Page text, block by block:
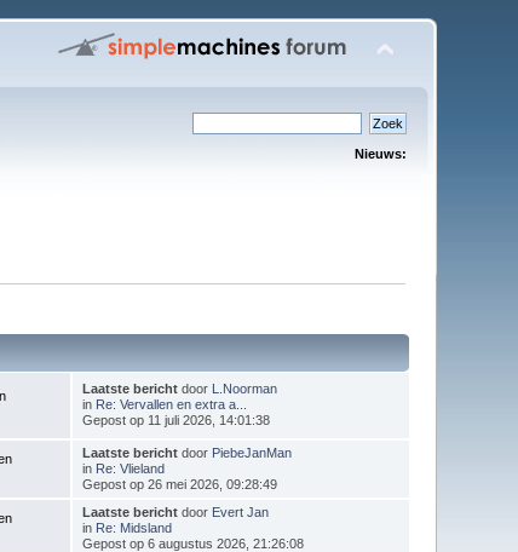
Nieuws:
Laatste berichtdoor L.Noorman
in Re: Vervallen en extra a...
Gepost op 11 juli 2026, 14:01:38
Laatste berichtdoor PiebeJanMan
in Re: Vlieland
Gepost op 26 mei 2026, 09:28:49
Laatste berichtdoor Evert Jan
in Re: Midsland
Gepost op 6 augustus 2026, 21:26:08